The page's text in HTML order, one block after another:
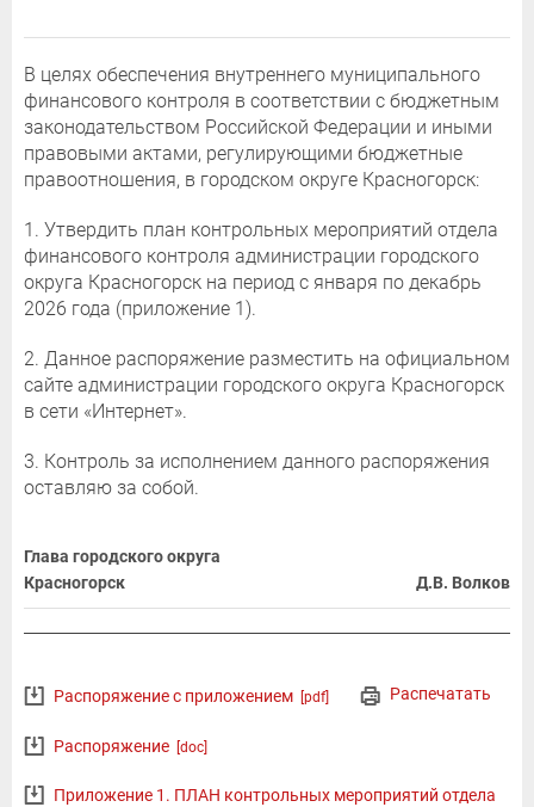
В целях обеспечения внутреннего муниципального
финансового контроля в соответствии с бюджетным
законодательством Российской Федерации и иными
правовыми актами, регулирующими бюджетные
правоотношения, в городском округе Красногорск:
1. Утвердить план контрольных мероприятий отдела
финансового контроля администрации городского
округа Красногорск на период с января по декабрь
2026 года (приложение 1).
2. Данное распоряжение разместить на официальном
сайте администрации городского округа Красногорск
в сети «Интернет».
3. Контроль за исполнением данного распоряжения
оставляю за собой.
Глава городского округа
Красногорск
Д.В. Волков
Распечатать
Распоряжение с приложением [pdf]
Распоряжение [doc]
Приложение 1. ПЛАН контрольных мероприятий отдела